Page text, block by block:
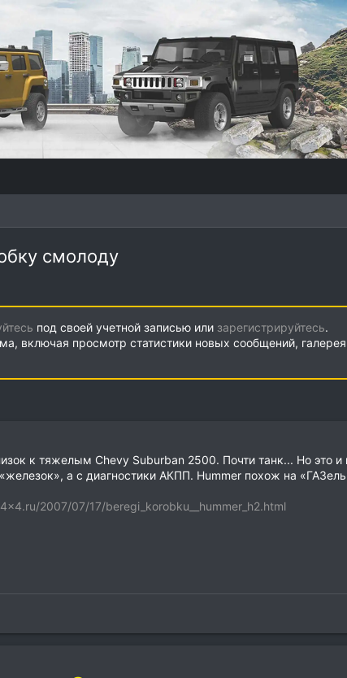
смолоду
под своей учетной записью или зарегистрируйтесь.
включая просмотр статистики новых сообщений,
к тяжелым Chevy Suburban 2500. Почти танк... Но
а с диагностики АКПП. Hummer похож на
2007/07/17/beregi_korobku__hummer_h2.html